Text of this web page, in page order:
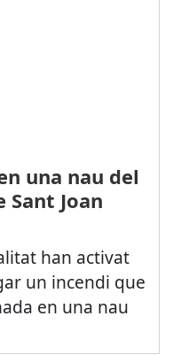
una nau del
Joan
han activat
un incendi que
en una nau